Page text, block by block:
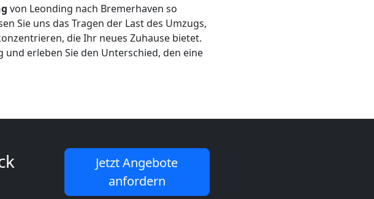
von Leonding nach Bremerhaven so
Sie uns das Tragen der Last des Umzugs,
die Ihr neues Zuhause bietet.
erleben Sie den Unterschied, den eine
Jetzt Angebote
anfordern